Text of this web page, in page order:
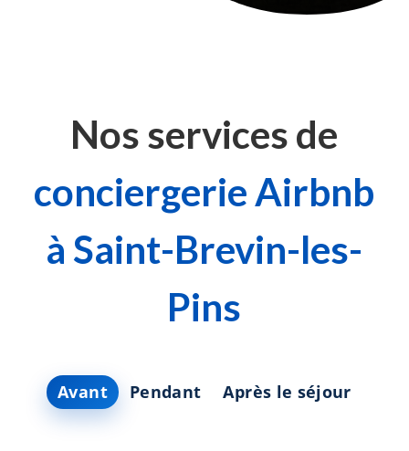
Nos services de
conciergerie Airbnb
à Saint-Brevin-les-
Pins
Avant Pendant Après le séjour